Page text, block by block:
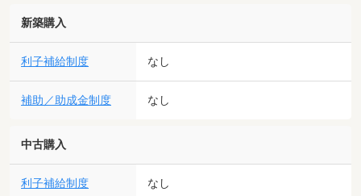
新築購入
利子補給制度 なし
補助／助成金制度 なし
中古購入
利子補給制度 なし